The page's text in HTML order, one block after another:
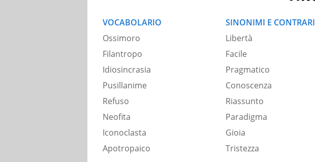
VOCABOLARIO
Ossimoro
Filantropo
Idiosincrasia
Pusillanime
Refuso
Neofita
Iconoclasta
Apotropaico
SINONIMI E CONTRARI
Libertà
Facile
Pragmatico
Conoscenza
Riassunto
Paradigma
Gioia
Tristezza